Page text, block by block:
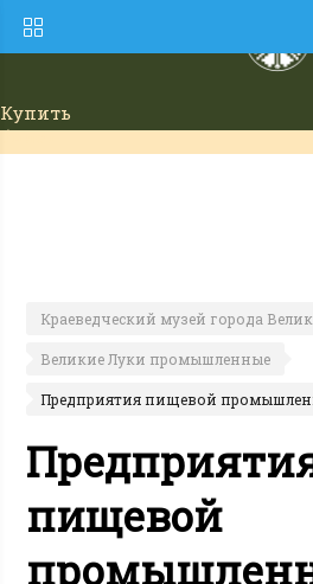
Купить
билет
Краеведческий музей города
Великие Луки промышленные
Предприятия пищевой
пищевой